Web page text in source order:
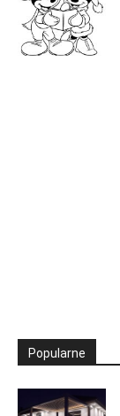
Popularne